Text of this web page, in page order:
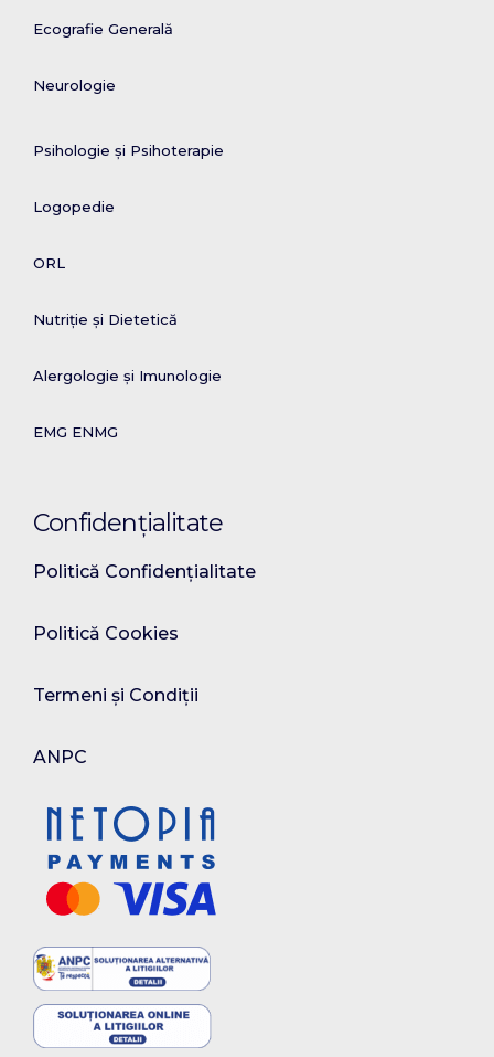
Ecografie Generală
Neurologie
Psihologie și Psihoterapie
Logopedie
ORL
Nutriție și Dietetică
Alergologie și Imunologie
EMG ENMG
Confidențialitate
Politică Confidențialitate
Politică Cookies
Termeni și Condiții
ANPC